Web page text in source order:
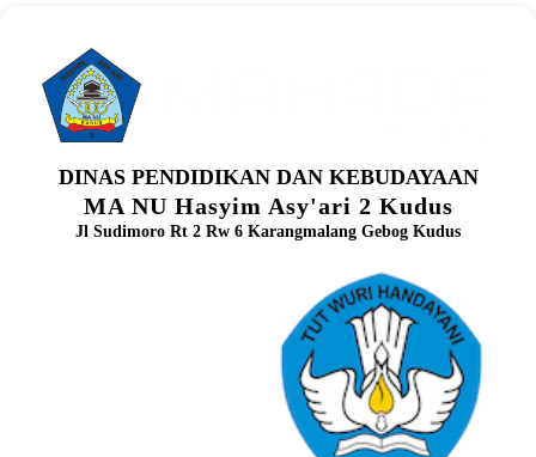
DINAS PENDIDIKAN DAN KEBUDAYAAN
MA NU Hasyim Asy'ari 2 Kudus
Jl Sudimoro Rt 2 Rw 6 Karangmalang Gebog Kudus